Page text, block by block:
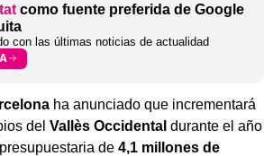
como fuente preferida de Google
con las últimas noticias de actualidad
ha anunciado que incrementará
del Vallès Occidental durante el año
de 4,1 millones de